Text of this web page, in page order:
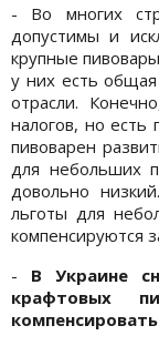
- Во многих
допустимы и
крупные
у них есть
отрасли.
налогов, но есть
пивоварен
для небольших
довольно
льготы для
компенсируются
- В Украине
крафтовых